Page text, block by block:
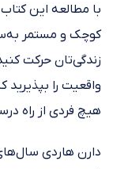
با مطالعه این
کوچک و مستمر
زندگی‌تان حرکت
واقعیت را
هیچ فردی از راه
دارن هاردی